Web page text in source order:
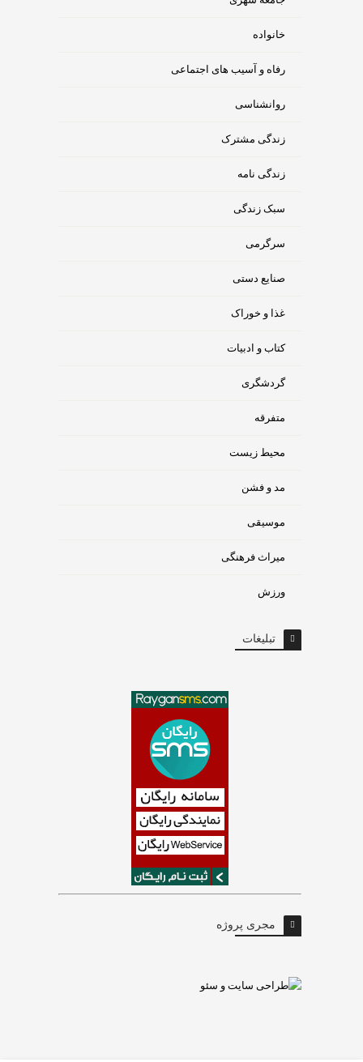
خانواده
رفاه و آسیب های اجتماعی
روانشناسی
زندگی مشترک
زندگی نامه
سبک زندگی
سرگرمی
صنایع دستی
غذا و خوراک
کتاب و ادبیات
گردشگری
متفرقه
محیط زیست
مد و فشن
موسیقی
میراث فرهنگی
ورزش
تبلیغات
مجری پروژه